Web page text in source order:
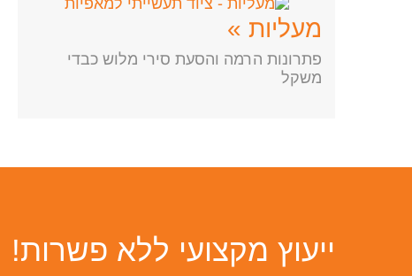
מעליות »
פתרונות הרמה והסעת סירי מלוש כבדי
משקל
ייעוץ מקצועי ללא פשרות!